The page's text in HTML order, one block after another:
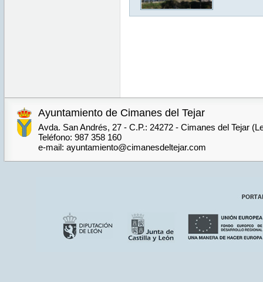
Ayuntamiento de Cimanes del Tejar
Avda. San Andrés, 27 - C.P.: 24272 - Cimanes del Tejar
Teléfono: 987 358 160
e-mail: ayuntamiento@cimanesdeltejar.com